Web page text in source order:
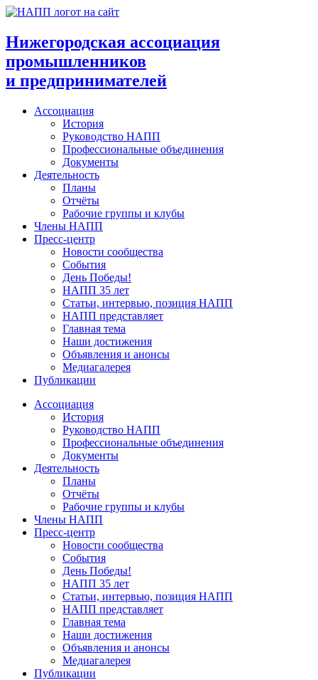
Перейти
содержимому
Нижегородская ассоциация
промышленников
и предпринимателей
Ассоциация
История
Руководство НАПП
Профессиональные объединения
Документы
Деятельность
Планы
Отчёты
Рабочие группы и клубы
Члены НАПП
Пресс-центр
Новости сообщества
События
День Победы!
НАПП 35 лет
Статьи, интервью, позиция НАПП
НАПП представляет
Главная тема
Наши достижения
Объявления и анонсы
Медиагалерея
Публикации
Ассоциация
История
Руководство НАПП
Профессиональные объединения
Документы
Деятельность
Планы
Отчёты
Рабочие группы и клубы
Члены НАПП
Пресс-центр
Новости сообщества
События
День Победы!
НАПП 35 лет
Статьи, интервью, позиция НАПП
НАПП представляет
Главная тема
Наши достижения
Объявления и анонсы
Медиагалерея
Публикации